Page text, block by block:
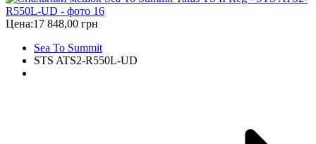
Цена:17 848,00 грн
Sea To Summit
STS ATS2-R550L-UD